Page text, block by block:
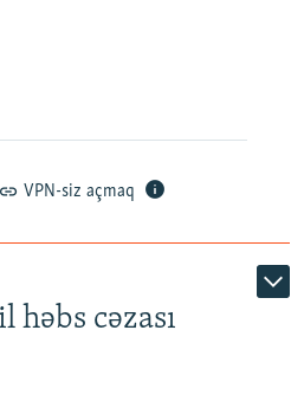
VPN-siz açmaq
həbs cəzası